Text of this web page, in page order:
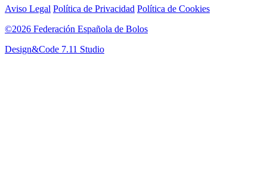
Aviso Legal Política de Privacidad Política de Cookies
©2026 Federación Española de Bolos
Design&Code 7.11 Studio